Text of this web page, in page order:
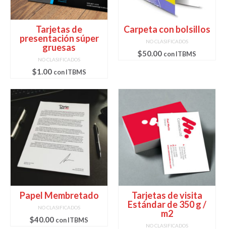
Tarjetas de
presentación súper
gruesas
NO CLASIFICADOS
$1.00 con ITBMS
Carpeta con bolsillos
NO CLASIFICADOS
$50.00 con ITBMS
Papel Membretado
NO CLASIFICADOS
$40.00 con ITBMS
Tarjetas de visita
Estándar de 350 g /
m2
NO CLASIFICADOS